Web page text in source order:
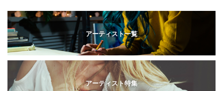
アーティスト一覧
アーティスト特集